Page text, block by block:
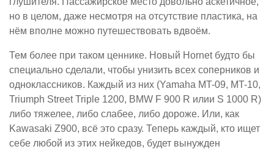
но в целом, даже несмотря на отсутствие пластика, на
нём вполне можно путешествовать вдвоём.
Тем более при таком ценнике. Новый Hornet будто бы
специально сделали, чтобы унизить всех соперников и
одноклассников. Каждый из них (Yamaha MT-09, MT-10,
Triumph Street Triple 1200, BMW F 900 R илии S 1000 R)
либо тяжелее, либо слабее, либо дороже. Или, как
Kawasaki Z900, всё это сразу. Теперь каждый, кто ищет
себе любой из этих нейкедов, будет вынужден